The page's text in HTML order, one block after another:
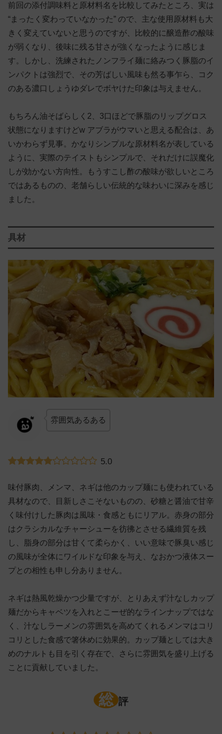
前回の添付調味料と原材料名を比較してみたところ、実は
“まったく変わっていなかった” ので、主な使用原材料も大
きく変えていないと思うのですが、比較的に醸造酢の酸味
が弱くなり、後味に残る甘さが強くなったように感じま
す。しかし、洗練されたノンフライ麺に絡みつく豚脂のイ
ンパクトは強烈で、その芳ばしい風味も然る事乍ら、コク
のある濃口しょうゆダレでボヤけた印象は与えません。
もちろん油そばらしく2、3口ほどで豚脂のリップグロス
状態になりますけどw アブラがウマいと思える配合は、あ
いかわらず見事。かなりシンプルな原材料名が表している
ように、実際のテイストもシンプルで、それだけに誤魔化
しが効かない方向性。もうすこし酢の酸味が欲しいところ
ではあるものの、老舗らしい伝統的な味わいに深みを感じ
ました。
具材
雰囲気あるある
5.0
味付豚肉、メンマ、ネギは他のカップ麺にも使われている
具材なので、目新しさこそないものの、砂糖と醤油で甘辛
く味付けした豚肉は風味・食感ともにリアル。赤身の部分
はクラシカルなチャーシューを彷彿とさせる繊維質を残
し、脂身の部分は甘くて柔らかく、いい意味で豚臭い感じ
の風味が全体にワイルドな印象を与え、なおかつ液体スー
プとの相性も申し分ありません。
ネギは熱風乾燥かつ少量ですが、とりあえず汁なしカップ
麺だからキャベツを入れとこーぜ的なラインナップではな
く、汁なしラーメンの雰囲気を高めてくれるメンマはコリ
コリとした食感で箸休めに効果的。カップ麺としては大き
めのナルトも目を引く存在で、さらに雰囲気を盛り上げる
ことに貢献していました。
総 評